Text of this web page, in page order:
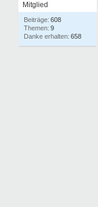
Mitglied
608
9
658